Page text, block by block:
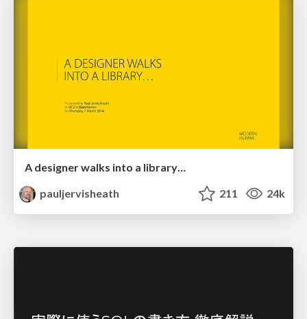
A designer walks into a library…
pauljervisheath
211 24k